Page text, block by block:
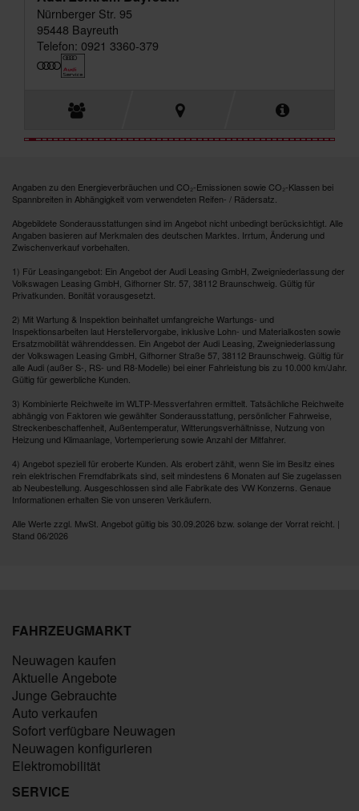
Nürnberger Str. 95
95448 Bayreuth
Telefon: 0921 3360-379
Angaben zu den Energieverbräuchen und CO₂-Emissionen sowie CO₂-Klassen bei
Spannbreiten in Abhängigkeit vom verwendeten Reifen- / Rädersatz.
Abgebildete Sonderausstattungen sind im Angebot nicht unbedingt berücksichtigt. Alle
Angaben basieren auf Merkmalen des deutschen Marktes. Irrtum, Änderung und
Zwischenverkauf vorbehalten.
1) Für Leasingangebot: Ein Angebot der Audi Leasing GmbH, Zweigniederlassung der
Volkswagen Leasing GmbH, Gifhorner Str. 57, 38112 Braunschweig. Gültig für
Privatkunden. Bonität vorausgesetzt.
2) Mit Wartung & Inspektion beinhaltet umfangreiche Wartungs- und
Inspektionsarbeiten laut Herstellervorgabe, inklusive Lohn- und Materialkosten sowie
Ersatzmobilität währenddessen. Ein Angebot der Audi Leasing, Zweigniederlassung
der Volkswagen Leasing GmbH, Gifhorner Straße 57, 38112 Braunschweig. Gültig für
alle Audi (außer S-, RS- und R8-Modelle) bei einer Fahrleistung bis zu 10.000 km/Jahr.
Gültig für gewerbliche Kunden.
3) Kombinierte Reichweite im WLTP-Messverfahren ermittelt. Tatsächliche Reichweite
abhängig von Faktoren wie gewählter Sonderausstattung, persönlicher Fahrweise,
Streckenbeschaffenheit, Außentemperatur, Witterungsverhältnisse, Nutzung von
Heizung und Klimaanlage, Vortemperierung sowie Anzahl der Mitfahrer.
4) Angebot speziell für eroberte Kunden. Als erobert zählt, wenn Sie im Besitz eines
rein elektrischen Fremdfabrikats sind, seit mindestens 6 Monaten auf Sie zugelassen
ab Neubestellung. Ausgeschlossen sind alle Fabrikate des VW Konzerns. Genaue
Informationen erhalten Sie von unseren Verkäufern.
Alle Werte zzgl. MwSt. Angebot gültig bis 30.09.2026 bzw. solange der Vorrat reicht. |
Stand 06/2026
FAHRZEUGMARKT
Neuwagen kaufen
Aktuelle Angebote
Junge Gebrauchte
Auto verkaufen
Sofort verfügbare Neuwagen
Neuwagen konfigurieren
Elektromobilität
SERVICE